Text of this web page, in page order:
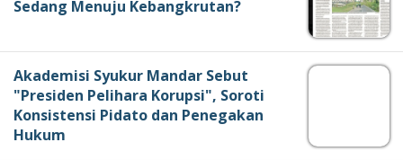
Sedang Menuju Kebangkrutan?
Akademisi Syukur Mandar Sebut
"Presiden Pelihara Korupsi", Soroti
Konsistensi Pidato dan Penegakan
Hukum